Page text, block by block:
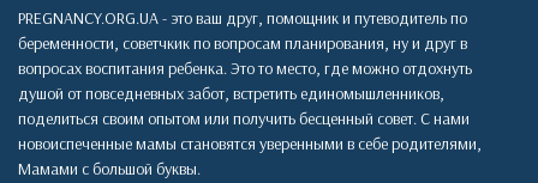
PREGNANCY.ORG.UA - это ваш друг, помощник и путеводитель по
беременности, советчкик по вопросам планирования, ну и друг в
вопросах воспитания ребенка. Это то место, где можно отдохнуть
душой от повседневных забот, встретить единомышленников,
поделиться своим опытом или получить бесценный совет. С нами
новоиспеченные мамы становятся уверенными в себе родителями,
Мамами с большой буквы.